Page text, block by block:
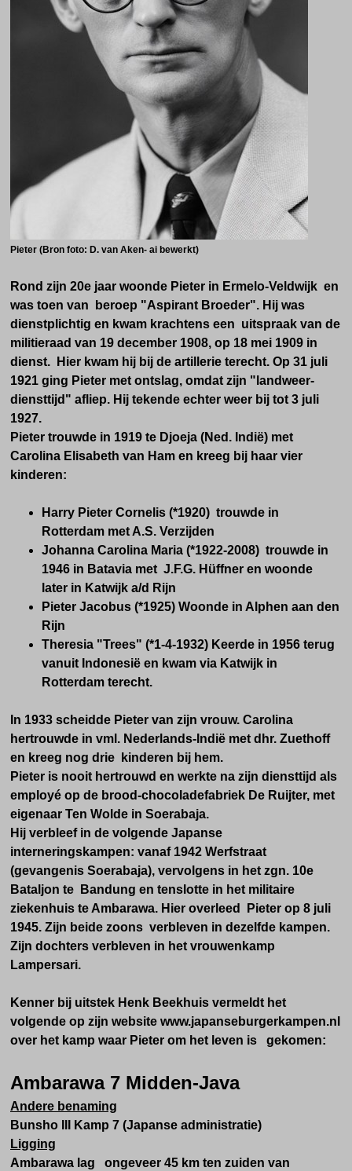
Pieter (Bron foto: D. van Aken- ai bewerkt)
Rond zijn 20e jaar woonde Pieter in Ermelo-Veldwijk en
was toen van beroep "Aspirant Broeder". Hij was
dienstplichtig en kwam krachtens een uitspraak van de
militieraad van 19 december 1908, op 18 mei 1909 in
dienst. Hier kwam hij bij de artillerie terecht. Op 31 juli
1921 ging Pieter met ontslag, omdat zijn "landweer-
diensttijd" afliep. Hij tekende echter weer bij tot 3 juli
1927.
Pieter trouwde in 1919 te Djoeja (Ned. Indië) met
Carolina Elisabeth van Ham en kreeg bij haar vier
kinderen:
Harry Pieter Cornelis (*1920) trouwde in
Rotterdam met A.S. Verzijden
Johanna Carolina Maria (*1922-2008) trouwde in
1946 in Batavia met J.F.G. Hüffner en woonde
later in Katwijk a/d Rijn
Pieter Jacobus (*1925) Woonde in Alphen aan den
Rijn
Theresia "Trees" (*1-4-1932) Keerde in 1956 terug
vanuit Indonesië en kwam via Katwijk in
Rotterdam terecht.
In 1933 scheidde Pieter van zijn vrouw. Carolina
hertrouwde in vml. Nederlands-Indië met dhr. Zuethoff
en kreeg nog drie kinderen bij hem.
Pieter is nooit hertrouwd en werkte na zijn diensttijd als
employé op de brood-chocoladefabriek De Ruijter, met
eigenaar Ten Wolde in Soerabaja.
Hij verbleef in de volgende Japanse
interneringskampen: vanaf 1942 Werfstraat
(gevangenis Soerabaja), vervolgens in het zgn. 10e
Bataljon te Bandung en tenslotte in het militaire
ziekenhuis te Ambarawa. Hier overleed Pieter op 8 juli
1945. Zijn beide zoons verbleven in dezelfde kampen.
Zijn dochters verbleven in het vrouwenkamp
Lampersari.
Kenner bij uitstek Henk Beekhuis vermeldt het
volgende op zijn website www.japanseburgerkampen.nl
over het kamp waar Pieter om het leven is gekomen:
Ambarawa 7 Midden-Java
Andere benaming
Bunsho III Kamp 7 (Japanse administratie)
Ligging
Ambarawa lag ongeveer 45 km ten zuiden van